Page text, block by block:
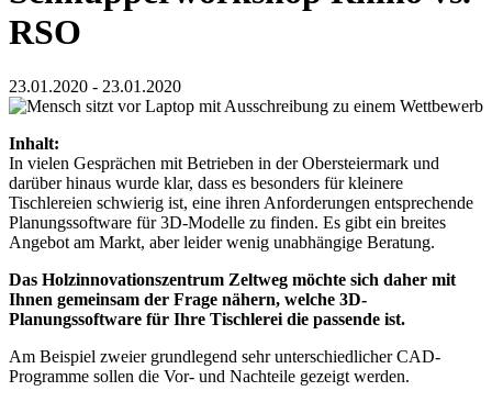
RSO
23.01.2020 - 23.01.2020
Inhalt:
In vielen Gesprächen mit Betrieben in der Obersteiermark und
darüber hinaus wurde klar, dass es besonders für kleinere
Tischlereien schwierig ist, eine ihren Anforderungen entsprechende
Planungssoftware für 3D-Modelle zu finden. Es gibt ein breites
Angebot am Markt, aber leider wenig unabhängige Beratung.
Das Holzinnovationszentrum Zeltweg möchte sich daher mit
Ihnen gemeinsam der Frage nähern, welche 3D-
Planungssoftware für Ihre Tischlerei die passende ist.
Am Beispiel zweier grundlegend sehr unterschiedlicher CAD-
Programme sollen die Vor- und Nachteile gezeigt werden.